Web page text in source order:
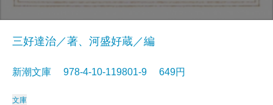
三好達治／著、河盛好蔵／編
新潮文庫 978-4-10-119801-9 649円
文庫